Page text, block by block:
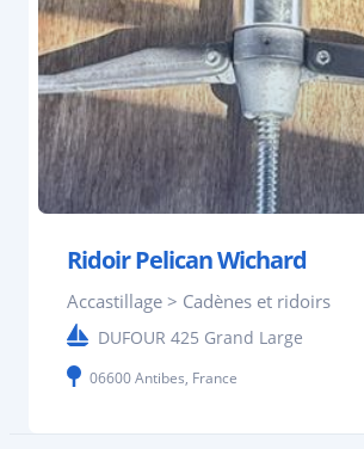
Ridoir Pelican Wichard
Accastillage > Cadènes et ridoirs
DUFOUR 425 Grand Large
06600 Antibes, France